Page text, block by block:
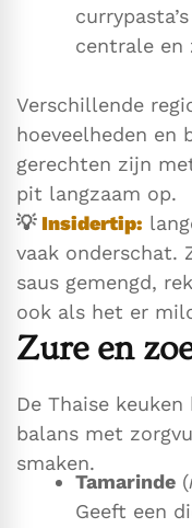
centrale en
Verschillende
hoeveelheden en
gerechten zijn
pit langzaam op.
💡Insidertip:
vaak onderschat.
saus gemengd,
ook als het er
Zure en
De Thaise
balans met
smaken.
Tamarinde (
Geeft een